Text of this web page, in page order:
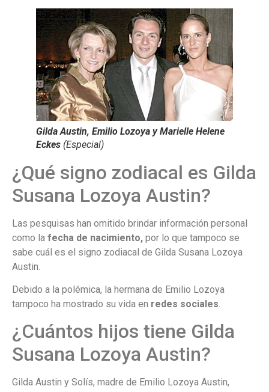
Gilda Austin, Emilio Lozoya y Marielle Helene
Eckes (Especial)
¿Qué signo zodiacal es Gilda
Susana Lozoya Austin?
Las pesquisas han omitido brindar información personal
como la fecha de nacimiento, por lo que tampoco se
sabe cuál es el signo zodiacal de Gilda Susana Lozoya
Austin.
Debido a la polémica, la hermana de Emilio Lozoya
tampoco ha mostrado su vida en redes sociales.
¿Cuántos hijos tiene Gilda
Susana Lozoya Austin?
Gilda Austin y Solís, madre de Emilio Lozoya Austin,